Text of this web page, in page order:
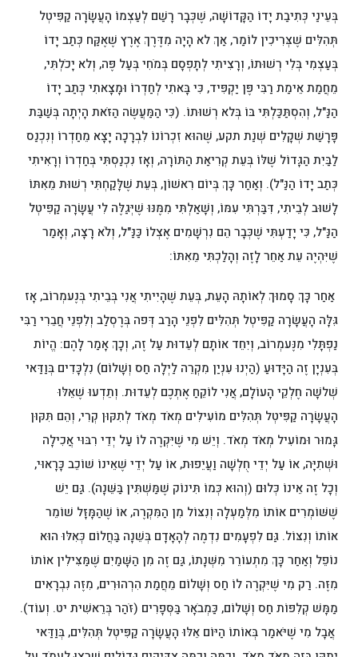
בְּעֵינַי כְּתִיבַת יָדוֹ הַקָּדוֹשָׁה, שֶׁכְּבָר רָשַׁם לְעַצְמוֹ הָעֲשָׂרָה קַפִּיטְל
תְּהִלִּים שֶׁצְּרִיכִין לוֹמַר, אַךְ לא הָיָה מִדֶּרֶךְ אֶרֶץ שֶׁאֶקַּח כְּתַב יָדוֹ
בְּעַצְמִי בְּלִי רְשׁוּתוֹ, וְרָצִיתִי לְתָפְסָם בְּמֹחִי בְּעַל פֶּה, וְלא יָכֹלְתִּי,
מֵחֲמַת אֵימַת רַבִּי פֶּן יַקְפִּיד, כִּי בָּאתִי לְחַדְרוֹ וּמָצָאתִי כְּתַב יָדוֹ
הַנַּ"ל, וְהִסְתַּכַּלְתִּי בּוֹ בְּלא רְשׁוּתוֹ. (כִּי הַמַּעֲשֶׂה הַזֹּאת הָיְתָה בְּשַׁבַּת
פָּרָשַׁת שְׁקָלִים שְׁנַת תקע, שֶׁהוּא זִכְרוֹנוֹ לִבְרָכָה יָצָא מֵחַדְרוֹ וְנִכְנַס
לַבַּיִת הַגָּדוֹל שֶׁלּוֹ בְּעֵת קְרִיאַת הַתּוֹרָה, וְאָז נִכְנַסְתִּי בְּחַדְרוֹ וְרָאִיתִי
כְּתַב יָדוֹ הַנַּ"ל). וְאַחַר כָּךְ בְּיוֹם רִאשׁוֹן, בְּעֵת שֶׁלָּקַחְתִּי רְשׁוּת מֵאִתּוֹ
לָשׁוּב לְבֵיתִי, דִּבַּרְתִּי עִמּוֹ, וְשָׁאַלְתִּי מִמֶּנּוּ שֶׁיְּגַלֶּה לִי עֲשָׂרָה קַפִּיטְל
הַנַּ"ל, כִּי יָדַעְתִּי שֶׁכְּבָר הֵם נִרְשָׁמִים אֶצְלוֹ כַּנַּ"ל, וְלֹא רָצָה, וְאָמַר
שֶׁיִּהְיֶה עֵת אַחֵר לָזֶה וְהָלַכְתִּי מֵאִתּוֹ:
אַחַר כָּךְ סָמוּךְ לְאוֹתָהּ הָעֵת, בְּעֵת שֶׁהָיִיתִי אֲנִי בְּבֵיתִי בְּנֶעמְרוֹב, אָז
גִּלָּה הָעֲשָׂרָה קַפִּיטְל תְּהִלִּים לִפְנֵי הָרַב דְּפה בְּרֶסְלַב וְלִפְנֵי חֲבֵרִי רַבִּי
נַפְתָּלִי מִנֶּעמְרוֹב, וְיִחֵד אוֹתָם לְעֵדוּת עַל זֶה, וְכָךְ אָמַר לָהֶם: הֱיוֹת
בְּעִנְיָן זֶה הַיָּדוּעַ (הַיְנוּ עִנְיַן מִקְרֵה לַיְלָה חַס וְשָׁלוֹם) נִלְכָּדִים בְּוַדַּאי
שְׁלשָׁה חֶלְקֵי הָעוֹלָם, אֲנִי לוֹקֵחַ אֶתְכֶם לְעֵדוּת. וְתֵדְעוּ שֶׁאֵלּוּ
הָעֲשָׂרָה קַפִּיטְל תְּהִלִּים מוֹעִילִים מְאֹד מְאֹד לְתִקּוּן קְרִי, וְהֵם תִּקּוּן
גָּמוּר וּמוֹעִיל מְאֹד מְאֹד. וְיֵשׁ מִי שֶׁיִּקְרֶה לוֹ עַל יְדֵי רִבּוּי אֲכִילָה
וּשְׁתִיָּה, אוֹ עַל יְדֵי חֻלְשָׁה וַעֲיֵפוּת, אוֹ עַל יְדֵי שֶׁאֵינוֹ שׁוֹכֵב כָּרָאוּי,
וְכָל זֶה אֵינוֹ כְּלוּם (וְהוּא כְּמוֹ תִּינוֹק שֶׁמַּשְׁתִּין בַּשֵּׁנָה). גַּם יֵשׁ
שֶׁשּׁוֹמְרִים אוֹתוֹ מִלְּמַעְלָה וְנִצּוֹל מִן הַמִּקְרֶה, אוֹ שֶׁהַמָּזָּל שׁוֹמֵר
אוֹתוֹ וְנִצּוֹל. גַּם לִפְעָמִים נִדְמֶה לְהָאָדָם בְּשֵׁנָה בַּחֲלוֹם כְּאִלּוּ הוּא
נוֹפֵל וְאַחַר כָּךְ מִתְעוֹרֵר מִשְּׁנָתוֹ, גַּם זֶה מִן הַשָּׁמַיִם שֶׁמַּצִּילִין אוֹתוֹ
מִזֶּה. רַק מִי שֶׁיִּקְרֶה לוֹ חַס וְשָׁלוֹם מֵחֲמַת הִרְהוּרִים, מִזֶּה נִבְרָאִים
מַמָּשׁ קְלִפּוֹת חַס וְשָׁלוֹם, כַּמְבֹאָר בַּסְּפָרִים (זֹּהַר בְּרֵאשִׁית יט. וְעוֹד).
אֲבָל מִי שֶׁיֹּאמַר בְּאוֹתוֹ הַיּוֹם אֵלּוּ הָעֲשָׂרָה קַפִּיטְל תְּהִלִּים, בְּוַדַּאי